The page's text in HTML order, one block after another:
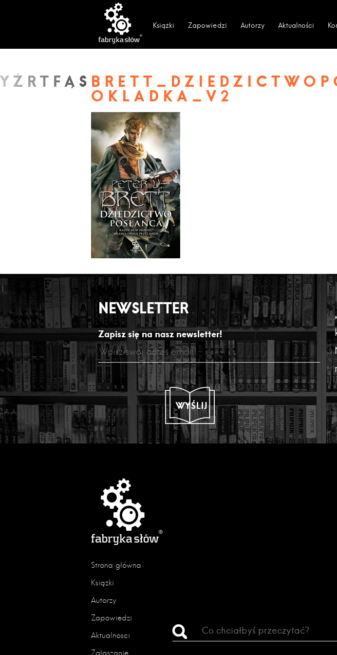
Książki Zapowiedzi Autorzy Aktualności
OKLADKA_V2
NEWSLETTER
Zapisz się na nasz newsletter!
WYŚLIJ
Strona główna
Książki
Autorzy
Zapowiedzi
Aktualności
Zgłaszanie